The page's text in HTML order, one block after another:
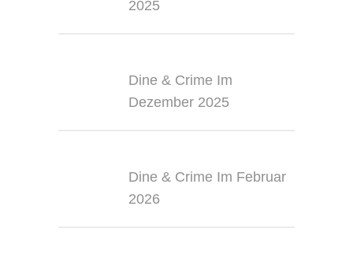
2025
Dine & Crime Im
Dezember 2025
Dine & Crime Im Februar
2026